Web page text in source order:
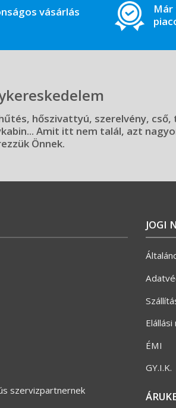
vásárlás
Már
hőszivattyú, szerelvény,
Amit itt nem talál, azt
Önnek.
szervizpartnernek
JOGI
ÉMI
GY.I.K.